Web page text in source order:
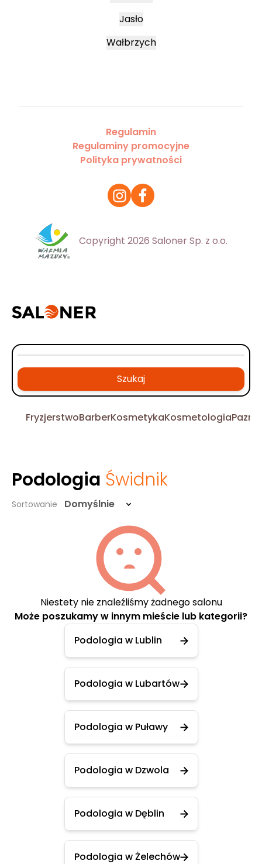
Jasło
Wałbrzych
Regulamin
Regulaminy promocyjne
Polityka prywatności
Copyright 2026 Saloner Sp. z o.o.
Szukaj
FryzjerstwoBarberKosmetykaKosmetologia
Podologia Świdnik
Sortowanie Domyślnie
Niestety nie znaleźliśmy żadnego salonu
Może poszukamy w innym mieście lub kategorii?
Podologia w Lublin
Podologia w Lubartów
Podologia w Puławy
Podologia w Dzwola
Podologia w Dęblin
Podologia w Żelechów